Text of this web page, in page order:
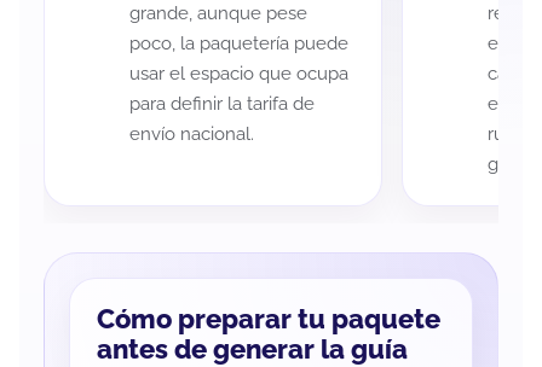
grande, aunque pese
poco, la paquetería puede
usar el espacio que ocupa
para definir la tarifa de
envío nacional.
cada
es
ruta
guía
Cómo preparar tu paquete
antes de generar la guía